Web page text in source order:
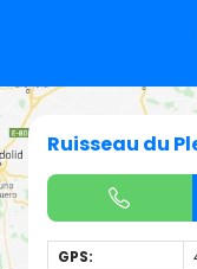
Ruisseau du
GPS: